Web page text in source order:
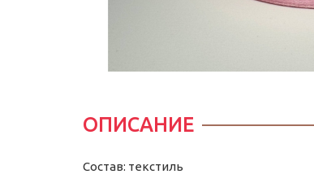
ОПИСАНИЕ
Состав: текстиль